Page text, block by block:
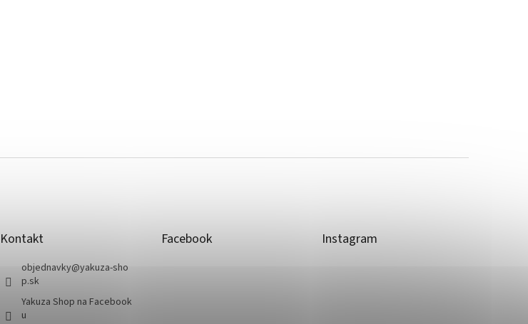
Kontakt
objednavky@yakuza-sho
p.sk
Yakuza Shop na Facebook
u
Facebook Instagram